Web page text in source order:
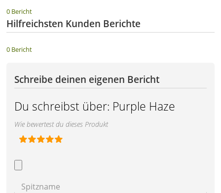
0 Bericht
Hilfreichsten Kunden Berichte
0 Bericht
Schreibe deinen eigenen Bericht
Du schreibst über: Purple Haze
Wie bewertest du dieses Produkt
Spitzname